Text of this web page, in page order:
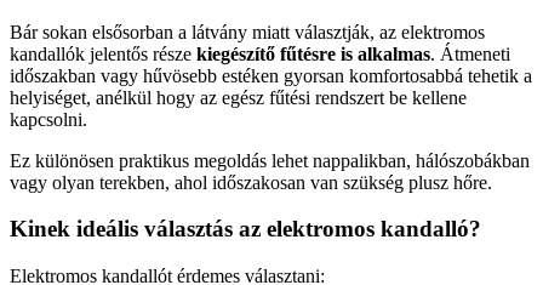
Bár sokan elsősorban a látvány miatt választják, az elektromos
kandallók jelentős része kiegészítő fűtésre is alkalmas. Átmeneti
időszakban vagy hűvösebb estéken gyorsan komfortosabbá tehetik a
helyiséget, anélkül hogy az egész fűtési rendszert be kellene
kapcsolni.
Ez különösen praktikus megoldás lehet nappalikban, hálószobákban
vagy olyan terekben, ahol időszakosan van szükség plusz hőre.
Kinek ideális választás az elektromos kandalló?
Elektromos kandallót érdemes választani: